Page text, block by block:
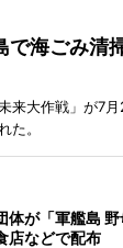
で海ごみ
来大作戦」が7
た。
体が「軍艦島
店などで配布